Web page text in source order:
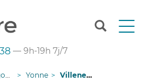
T
— 9h-19h 7j/7
Yonne Villeneuve-l'Archevêque